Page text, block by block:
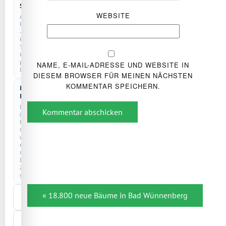
WEBSITE
NAME, E-MAIL-ADRESSE UND WEBSITE IN
DIESEM BROWSER FÜR MEINEN NÄCHSTEN
KOMMENTAR SPEICHERN.
Kommentar abschicken
Beitragsnavigation
« 18.800 neue Bäume in Bad Wünnenberg
Statistik
COOKIELOS
Anonyme
Reichweitenmessung
–
kein
Tracking,
keine
personenbezogenen
Daten.
Externe
Dienste
Drittanbieter
(z.
B.
Google)
werden
erst
nach
Ihrer
Zustimmung
geladen.
Nur
notwendige